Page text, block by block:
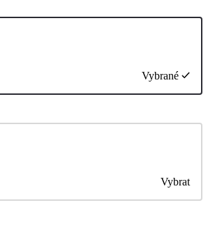
Vybrané
Vybrat